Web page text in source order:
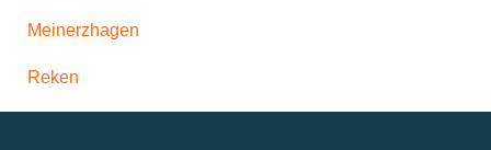
Meinerzhagen
Reken